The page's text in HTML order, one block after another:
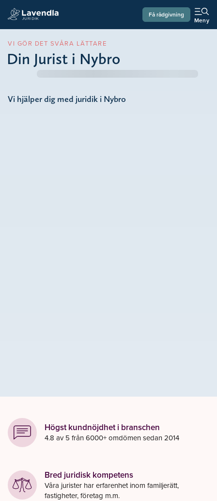
Få rådgivning
Meny
VI GÖR DET SVÅRA LÄTTARE
Din Jurist i Nybro
Vi hjälper dig med juridik i Nybro
Högst kundnöjdhet i branschen
4.8 av 5 från 6000+ omdömen sedan 2014
Bred juridisk kompetens
Våra jurister har erfarenhet inom familjerätt,
fastigheter, företag m.m.